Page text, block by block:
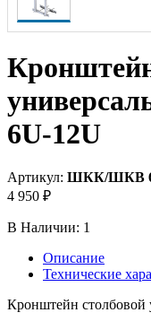
6U-12U
Артикул: ШКК/ШКВ
4 950 ₽
В Наличии: 1
Описание
Технические
Кронштейн